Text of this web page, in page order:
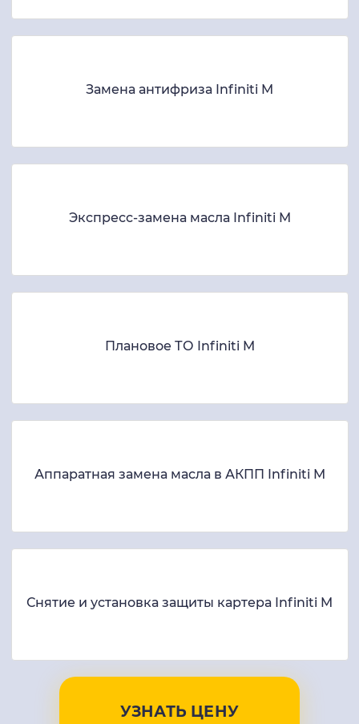
Замена антифриза Infiniti M
Экспресс-замена масла Infiniti M
Плановое ТО Infiniti M
Аппаратная замена масла в АКПП Infiniti M
Снятие и установка защиты картера Infiniti M
УЗНАТЬ ЦЕНУ